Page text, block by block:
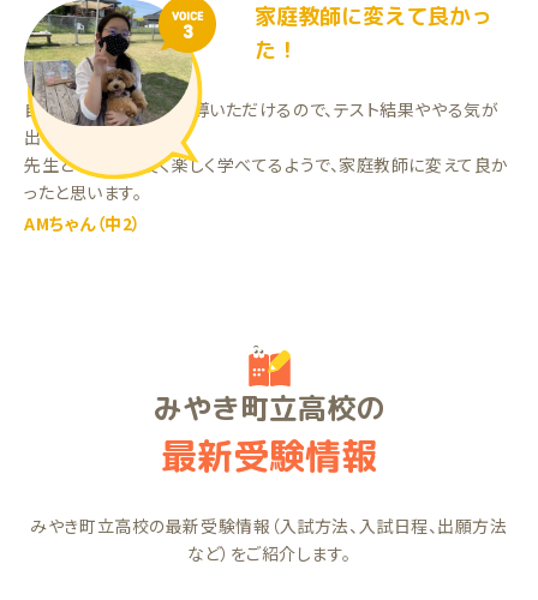
VOICE
3
家庭教師に変えて良かっ
た！
自分にあった方法で指導いただけるので、テスト結果ややる気が
出てきてます。
先生との相性も良く楽しく学べてるようで、家庭教師に変えて良か
ったと思います。
AMちゃん（中2）
みやき町立高校の
最新受験情報
みやき町立高校の最新受験情報（入試方法、入試日程、出願方法
など）をご紹介します。